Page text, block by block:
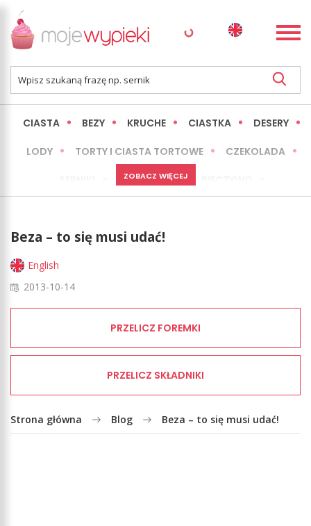
CIASTA BEZY KRUCHE CIASTKA DESERY
LODY TORTY I CIASTA TORTOWE CZEKOLADA
MINI WYPIEKI
LŻEJSZE / ZDROWSZE
ZOBACZ WIĘCEJ
Beza – to się musi udać!
English
2013-10-14
PRZELICZ FOREMKI
PRZELICZ SKŁADNIKI
Strona główna Blog Beza – to się musi udać!